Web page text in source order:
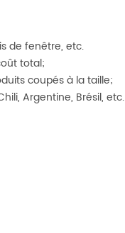
de fenêtre, etc.
total;
coupés à la taille;
Argentine, Brésil, etc.